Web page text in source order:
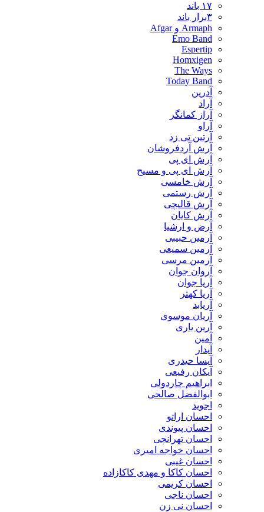
۱۷ باند
۳برار باند
Armaph و Afgar
Emo Band
Espertip
Homxigen
The Ways
Today Band
آدرین
آراد
آراز کمانگر
آراو
آرتین تی زد
آرش آردفروشان
آرش ای پی
آرش ای پی و مسیح
آرش خامسی
آرش رستمی
آرش قالیچی
آرش کایان
​آرض و ارشیا
آرمین حبیبی
آرمین سمیعی
آرمین مرسی
آروان جوان
آریا جوان
آریا کهتر
آریابد
آریان موسوی
آرین یاری
آمین
آیدار
آیسا حیدری
آیکان رفیعی
ابراهیم چاردولی
ابوالفضل صالحی
اجوید
احسان اراتو
احسان پیوندی
احسان تهرانچی
احسان خواجه امیری
احسان غیبی
احسان کاکا و مهدی کاکازاده
احسان کریمی
احسان ناجی
احسان نی زن